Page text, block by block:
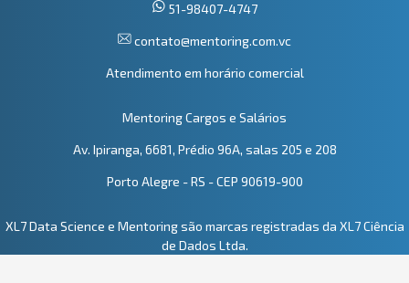
51-98407-4747
contato@mentoring.com.vc
Atendimento em horário comercial
Mentoring Cargos e Salários
Av. Ipiranga, 6681, Prédio 96A, salas 205 e 208
Porto Alegre - RS - CEP 90619-900
XL7 Data Science e Mentoring são marcas registradas da XL7 Ciência
de Dados Ltda.